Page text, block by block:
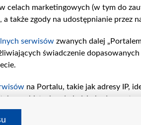
celach marketingowych (w tym do
także zgody na udostępnianie przez
serwisów zwanych dalej
świadczenie dopasowanych
na Portalu, takie jak adresy IP,
czy historia odwiedzin będą
informacji na
profilu spersonalizowanych